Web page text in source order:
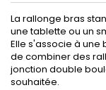
La rallonge bras
une tablette ou un
Elle s'associe à une
de combiner des
jonction double
souhaitée.